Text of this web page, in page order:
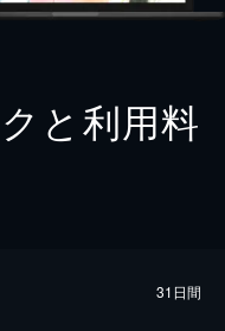
と利用料
31日間